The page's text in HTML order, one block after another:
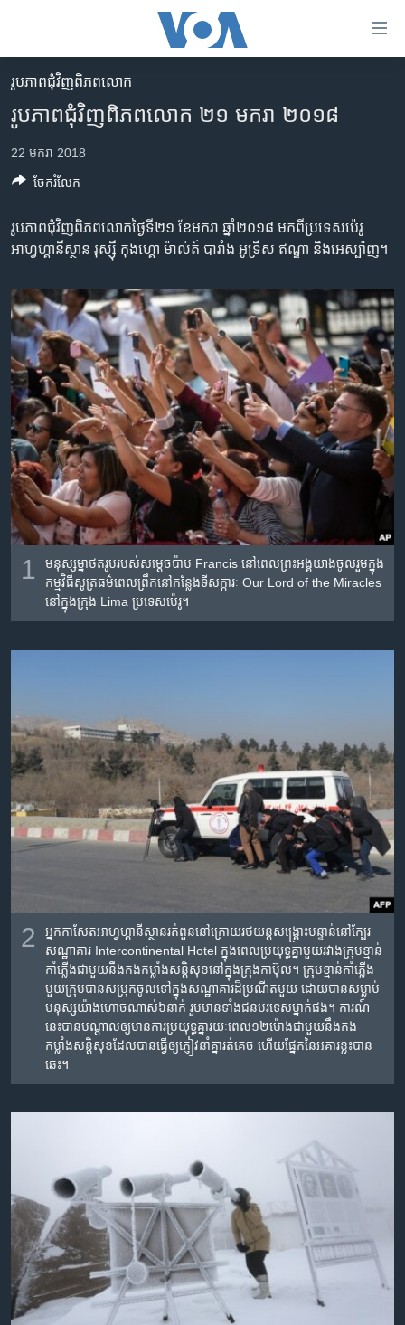
គេហទំព័រ​
រំលង​
និង​
ព័ត៌មាន​​
តែ​
រំលង​
និង​
ចូល​
ទៅ​
ទំព័រ​
រចនា
សម្ព័ន្ធ​
រំលង​
និង​
ចូល​
ទៅ​
កាន់​
ស្វែង​
កម្ពុជា
អន្តរជាតិ
អាមេរិក
ហេឡូវីអូអេ
កម្ពុជាច្នៃប្រតិដ្ឋ
ព្រឹត្តិការណ៍ព័ត៌មាន
ទូរទស្សន៍ / វីដេអូ​
វិទ្យុ / ផតខាសថ៍
កម្មវិធីទាំងអស់
Khmer English
បណ្តាញ​សង្គម
ភាសា
រូបភាព​ជុំ​វិញ​ពិភពលោក
រូបភាព​ជុំវិញ​ពិភពលោក ២១ មករា ២០១៨
22 មករា 2018
រូបភាព​ជុំវិញ​ពិភពលោក​ថ្ងៃទី២១ ខែ​មករា ឆ្នាំ​២០១៨ មក​ពី​ប្រទេស​ប៉េរូ
អាហ្វហ្គានីស្ថាន រុស្ស៊ី កុងហ្គោ ម៉ាល់ត៍ បារាំង អូទ្រីស ឥណ្ឌា និង​អេស្ប៉ាញ។
1
មនុស្ស​ម្នា​ថត​រូប​របស់​សម្តេច​ប៉ាប Francis នៅ​ពេល​ព្រះ​អង្គ​យាង​ចូលរួម​ក្នុង​
កម្មវិធី​សូត្រ​ធម៌​ពេល​ព្រឹក​នៅ​កន្លែង​ទីសក្ការៈ Our Lord of the Miracles
នៅ​ក្នុង​ក្រុង Lima ប្រទេស​ប៉េរូ។
2
អ្នក​កាសែត​អាហ្វហ្គានីស្ថាន​រត់​ពួន​នៅ​ក្រោយ​រថយន្ត​សង្គ្រោះ​បន្ទាន់​នៅ​ក្បែរ​
សណ្ឋាគារ Intercontinental Hotel ក្នុង​ពេល​ប្រយុទ្ធ​គ្នា​មួយ​រវាង​ក្រុម​ខ្មាន់​
កាំភ្លើង​ជាមួយ​នឹង​កងកម្លាំង​សន្តិសុខ​នៅ​ក្នុង​ក្រុង​កាប៊ុល។ ក្រុម​ខ្មាន់​កាំភ្លើង​
មួយ​ក្រុម​បាន​សម្រុក​ចូល​ទៅ​ក្នុង​សណ្ឋាគារ​ដ៏​ប្រណីត​មួយ ដោយ​បាន​សម្លាប់​
មនុស្ស​យ៉ាង​ហោច​ណាស់​៦នាក់ រួម​មាន​ទាំង​ជនបរទេស​ម្នាក់​ផង។ ការណ៍​
នេះ​បាន​បណ្តាល​ឲ្យ​មាន​ការ​ប្រយុទ្ធ​គ្នា​រយៈពេល​១២ម៉ោង​ជាមួយ​នឹង​កង
កម្លាំង​សន្តិសុខ​ដែល​បាន​ធ្វើ​ឲ្យ​ភ្ញៀវ​នាំ​គ្នា​រត់​គេច ហើយ​ផ្នែក​នៃ​អគារ​ខ្លះ​បាន​
ឆេះ។
ចែករំលែក